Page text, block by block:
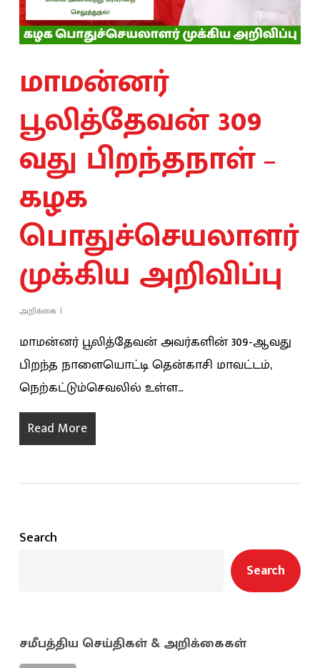
மாமன்னர்
பூலித்தேவன் 309
வது பிறந்தநாள் –
கழக
பொதுச்செயலாளர்
முக்கிய அறிவிப்பு
அறிக்கை
மாமன்னர் பூலித்தேவன் அவர்களின் 309-ஆவது
பிறந்த நாளையொட்டி தென்காசி மாவட்டம்,
நெற்கட்டும்செவலில் உள்ள…
Read More
Search
Search
சமீபத்திய செய்திகள் & அறிக்கைகள்